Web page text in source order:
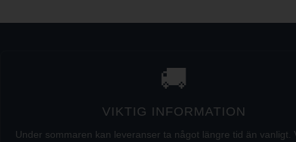
🚚
VIKTIG INFORMATION
Under sommaren kan leveranser ta något längre tid än vanligt.